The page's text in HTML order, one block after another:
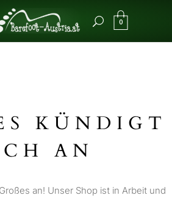
0
KÜNDIGT S
AN
an! Unser Shop ist in Arbeit und